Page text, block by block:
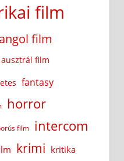
film
angol film
ausztrál film
fantasy
horror
film intercom
krimi kritika